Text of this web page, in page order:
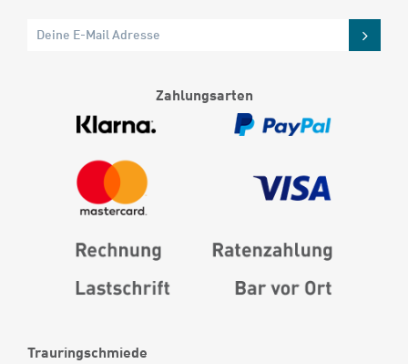
Trauringschmiede
Zahlungsarten